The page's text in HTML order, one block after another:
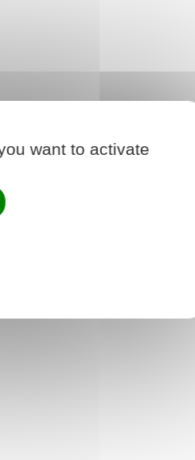
want to activate